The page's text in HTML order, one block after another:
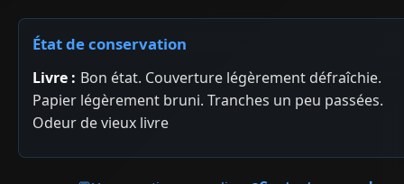
État de conservation
Livre : Bon état. Couverture légèrement défraîchie.
Papier légèrement bruni. Tranches un peu passées.
Odeur de vieux livre